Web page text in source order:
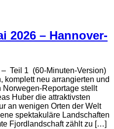
2026 – Hannover-
Teil 1 (60-Minuten-Version)
komplett neu arrangierten und
Reportage stellt
Huber die attraktivsten
an wenigen Orten der Welt
spektakuläre Landschaften
Fjordlandschaft zählt zu […]